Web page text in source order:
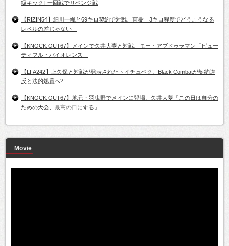
級キックT一回戦でリベンジ戦
【RIZIN54】細川一颯と69キロ契約で対戦、直樹「3キロ程度でどうこうなる
レベルの差じゃない」
【KNOCK OUT67】メインで久井大夢と対戦、モー・アブドゥラマン「ビュー
ティフル・バイオレンス」
【LFA242】上久保と対戦が発表されたトイチュベク。Black Combatが契約違
反と法的処置へ?!
【KNOCK OUT67】地元・羽曳野でメインに登場。久井大夢「この日は自分の
ための大会、最高の日にする」
Movie